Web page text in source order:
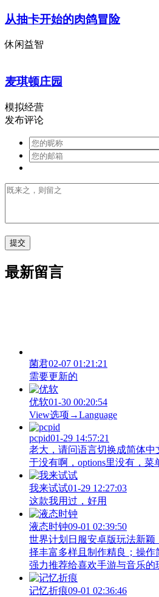
从抽卡开始的肉鸽冒险
休闲益智
麦琪顿庄园
模拟经营
发布评论
最新留言
菌君02-07 01:21:21
需要更新的
优软01-30 00:20:54
View‌选项→Language
pcpid01-29 14:57:21
老大，请问语言切换成简体
于没有啊，options里没有，菜
我来试试01-29 12:27:03
这款我用过，好用
液态时钟09-01 02:39:50
世界计划日服安卓版玩法新
择丰富多样且制作精良；操作
强力推荐给喜欢手游与音乐的
记忆折痕09-01 02:36:46